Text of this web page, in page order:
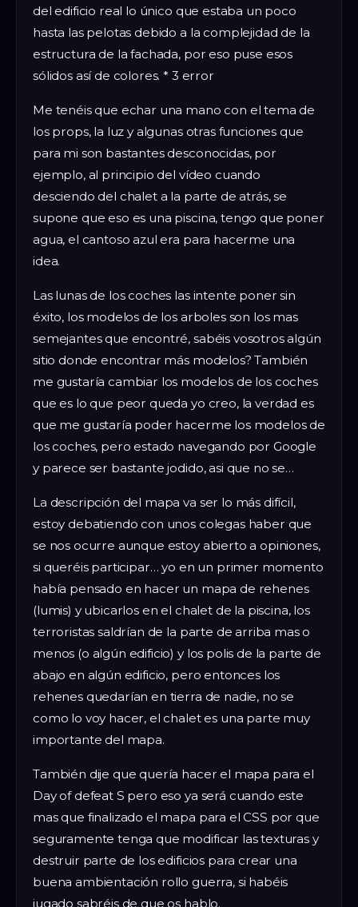
del edificio real lo único que estaba un poco
hasta las pelotas debido a la complejidad de la
estructura de la fachada, por eso puse esos
sólidos así de colores. * 3 error
Me tenéis que echar una mano con el tema de
los props, la luz y algunas otras funciones que
para mi son bastantes desconocidas, por
ejemplo, al principio del vídeo cuando
desciendo del chalet a la parte de atrás, se
supone que eso es una piscina, tengo que poner
agua, el cantoso azul era para hacerme una
idea.
Las lunas de los coches las intente poner sin
éxito, los modelos de los arboles son los mas
semejantes que encontré, sabéis vosotros algún
sitio donde encontrar más modelos? También
me gustaría cambiar los modelos de los coches
que es lo que peor queda yo creo, la verdad es
que me gustaría poder hacerme los modelos de
los coches, pero estado navegando por Google
y parece ser bastante jodido, asi que no se…
La descripción del mapa va ser lo más difícil,
estoy debatiendo con unos colegas haber que
se nos ocurre aunque estoy abierto a opiniones,
si queréis participar… yo en un primer momento
había pensado en hacer un mapa de rehenes
(lumis) y ubicarlos en el chalet de la piscina, los
terroristas saldrían de la parte de arriba mas o
menos (o algún edificio) y los polis de la parte de
abajo en algún edificio, pero entonces los
rehenes quedarían en tierra de nadie, no se
como lo voy hacer, el chalet es una parte muy
importante del mapa.
También dije que quería hacer el mapa para el
Day of defeat S pero eso ya será cuando este
mas que finalizado el mapa para el CSS por que
seguramente tenga que modificar las texturas y
destruir parte de los edificios para crear una
buena ambientación rollo guerra, si habéis
jugado sabréis de que os hablo.